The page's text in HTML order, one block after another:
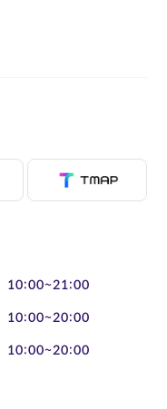
10:00~21:00
10:00~20:00
10:00~20:00